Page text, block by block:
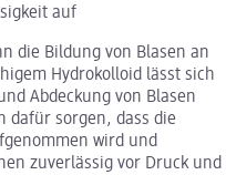
auf
die Bildung von Blasen an
Hydrokolloid lässt sich
Abdeckung von Blasen
dafür sorgen, dass die
wird und
zuverlässig vor Druck und